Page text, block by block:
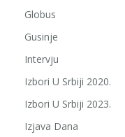
Globus
Gusinje
Intervju
Izbori U Srbiji 2020.
Izbori U Srbiji 2023.
Izjava Dana